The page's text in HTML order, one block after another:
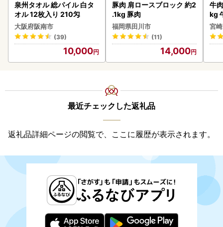
泉州タオル 総パイル 白タ
オル 12枚入り 210匁
大阪府阪南市
(39)
10,000
豚肉 肩ロースブロック 約2
.1kg 豚肉
福岡県田川市
(11)
14,000
牛肉 宮崎牛 赤身＆霜
kg
kg-
宮
最近チェックした返礼品
返礼品詳細ページの閲覧で、ここに履歴が表示されます。